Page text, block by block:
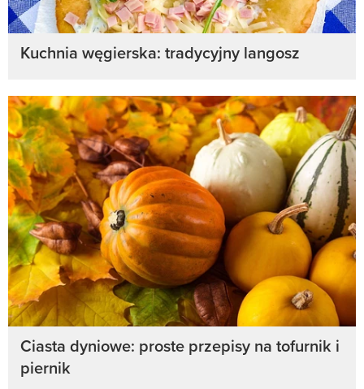
Kuchnia węgierska: tradycyjny langosz
Ciasta dyniowe: proste przepisy na tofurnik i
piernik